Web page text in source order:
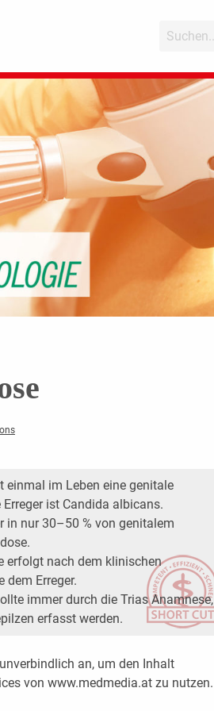
einmal im Leben eine genitale
ist Candida albicans.
in nur 30–50 % von genitalem
erfolgt nach dem klinischen
dem Erreger.
immer durch die Trias Anamnese,
erfasst werden.
an, um den Inhalt
von www.medmedia.at zu nutzen.